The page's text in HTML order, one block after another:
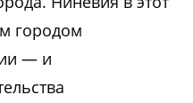
городом
— и